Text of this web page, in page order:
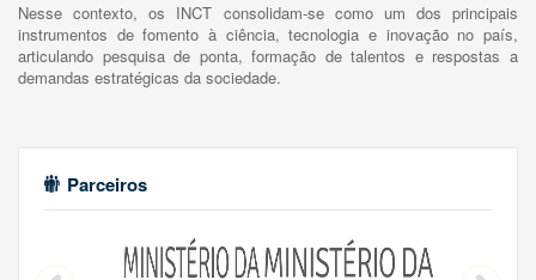
Nesse contexto, os INCT consolidam-se como um dos principais
instrumentos de fomento à ciência, tecnologia e inovação no país,
articulando pesquisa de ponta, formação de talentos e respostas a
demandas estratégicas da sociedade.
Parceiros